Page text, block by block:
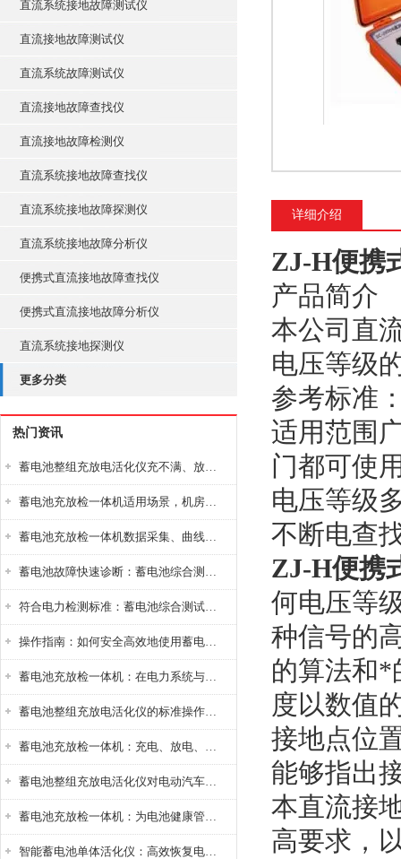
直流系统接地故障测试仪
直流接地故障测试仪
直流系统故障测试仪
直流接地故障查找仪
直流接地故障检测仪
直流系统接地故障查找仪
直流系统接地故障探测仪
直流系统接地故障分析仪
便携式直流接地故障查找仪
便携式直流接地故障分析仪
直流系统接地探测仪
更多分类
热门资讯
蓄电池整组充放电活化仪充不满、放不完怎么办？
蓄电池充放检一体机适用场景，机房基站变电站铅酸蓄电池维护检测应用
蓄电池充放检一体机数据采集、曲线分析与电池健康状态智能评估功能详解
蓄电池故障快速诊断：蓄电池综合测试仪判断落后电池的方法与标准
符合电力检测标准：蓄电池综合测试仪测试规范与精度校准方法详解
操作指南：如何安全高效地使用蓄电池智能活化仪？
蓄电池充放检一体机：在电力系统与储能设备中的创新应用，确保蓄电池性能与可靠性
蓄电池整组充放电活化仪的标准操作流程：从接线设置到充放电参数设定的安全规范
蓄电池充放检一体机：充电、放电、检测三功能集成设备
蓄电池整组充放电活化仪对电动汽车电池有帮助吗？
蓄电池充放检一体机：为电池健康管理提供一站式解决方案
智能蓄电池单体活化仪：高效恢复电池性能，延长蓄电池使用寿命
详细介绍
ZJ-H便携
产品简介
本公司直
电压等级
参考标准
适用范围
门都可使
电压等级
不断电查
ZJ-H便携
何电压等
种信号的
的算法和*
度以数值
接地点位
能够指出
本直流接
高要求，